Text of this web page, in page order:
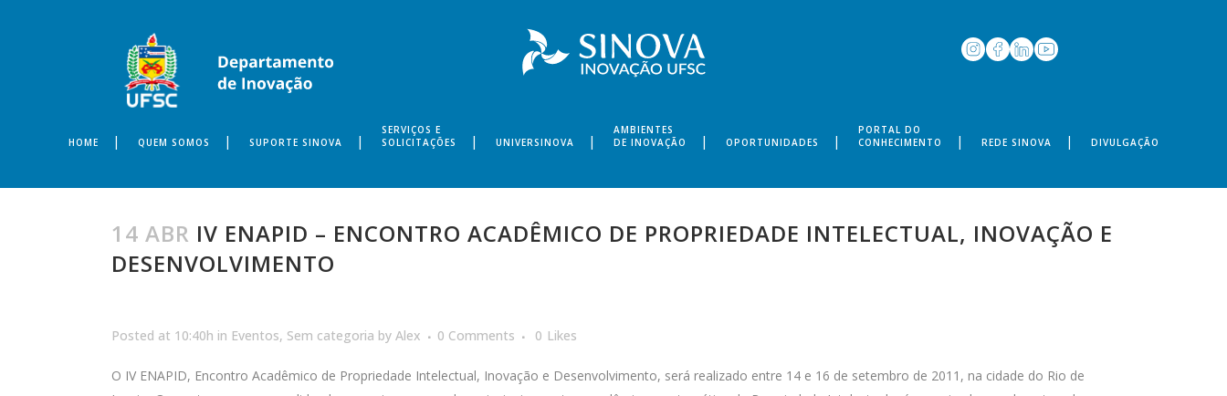
HOME QUEM SOMOS SUPORTE SINOVA
SERVIÇOS E
SOLICITAÇÕES
UNIVERSINOVA
AMBIENTES
DE INOVAÇÃO
OPORTUNIDADES
PORTAL DO
CONHECIMENTO
REDE SINOVA DIVULGAÇÃO
14 ABR IV ENAPID – ENCONTRO ACADÊMICO DE PROPRIEDADE INTELECTUAL, INOVAÇÃO E
DESENVOLVIMENTO
Posted at 10:40h in Eventos, Sem categoria by Alex 0 Comments 0 Likes
O IV ENAPID, Encontro Acadêmico de Propriedade Intelectual, Inovação e Desenvolvimento, será realizado entre 14 e 16 de setembro de 2011, na cidade do Rio de